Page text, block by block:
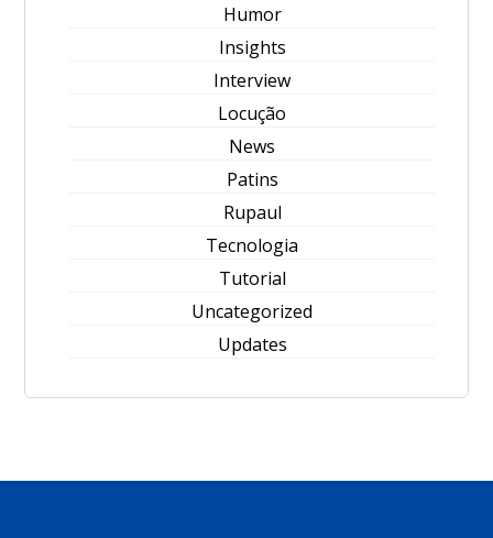
Humor
Insights
Interview
Locução
News
Patins
Rupaul
Tecnologia
Tutorial
Uncategorized
Updates